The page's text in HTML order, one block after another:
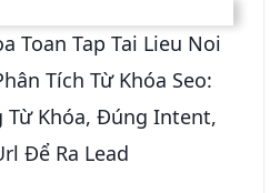
Toan Tap Tai Lieu Noi
Tích Từ Khóa Seo:
Từ Khóa, Đúng Intent,
Để Ra Lead